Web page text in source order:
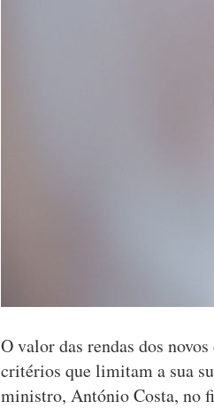
O valor das rendas dos
critérios que limitam a sua
ministro, António Costa, no